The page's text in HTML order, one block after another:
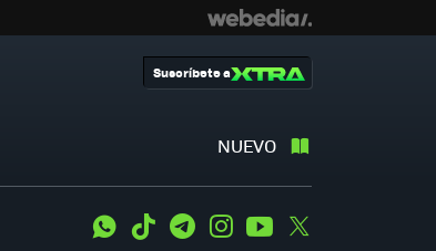
NUEVO
Suscríbete a
WhatsApp
Tiktok TelegramInstagramYoutube